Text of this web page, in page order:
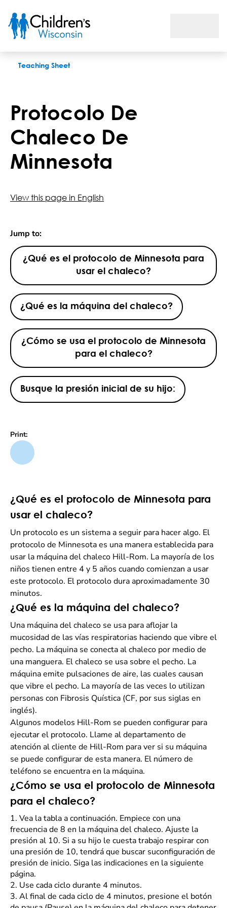
Teaching Sheet
Protocolo De
Chaleco De
Minnesota
View this page in English
Jump to:
¿Qué es el protocolo de Minnesota para
usar el chaleco?
¿Qué es la máquina del chaleco?
¿Cómo se usa el protocolo de Minnesota
para el chaleco?
Busque la presión inicial de su hijo:
Print:
¿Qué es el protocolo de Minnesota para
usar el chaleco?
Un protocolo es un sistema a seguir para hacer algo. El
protocolo de Minnesota es una manera establecida para
usar la máquina del chaleco Hill-Rom. La mayoría de los
niños tienen entre 4 y 5 años cuando comienzan a usar
este protocolo. El protocolo dura aproximadamente 30
minutos.
¿Qué es la máquina del chaleco?
Una máquina del chaleco se usa para aflojar la
mucosidad de las vías respiratorias haciendo que vibre el
pecho. La máquina se conecta al chaleco por medio de
una manguera. El chaleco se usa sobre el pecho. La
máquina emite pulsaciones de aire, las cuales causan
que vibre el pecho. La mayoría de las veces lo utilizan
personas con Fibrosis Quística (CF, por sus siglas en
inglés).
Algunos modelos Hill-Rom se pueden configurar para
ejecutar el protocolo. Llame al departamento de
atención al cliente de Hill-Rom para ver si su máquina
se puede configurar de esta manera. El número de
teléfono se encuentra en la máquina.
¿Cómo se usa el protocolo de Minnesota
para el chaleco?
1. Vea la tabla a continuación. Empiece con una
frecuencia de 8 en la máquina del chaleco. Ajuste la
presión al 10. Si a su hijo le cuesta trabajo respirar con
una presión de 10, tendrá que buscar suconfiguración de
presión de inicio. Siga las indicaciones en la siguiente
página.
2. Use cada ciclo durante 4 minutos.
3. Al final de cada ciclo de 4 minutos, presione el botón